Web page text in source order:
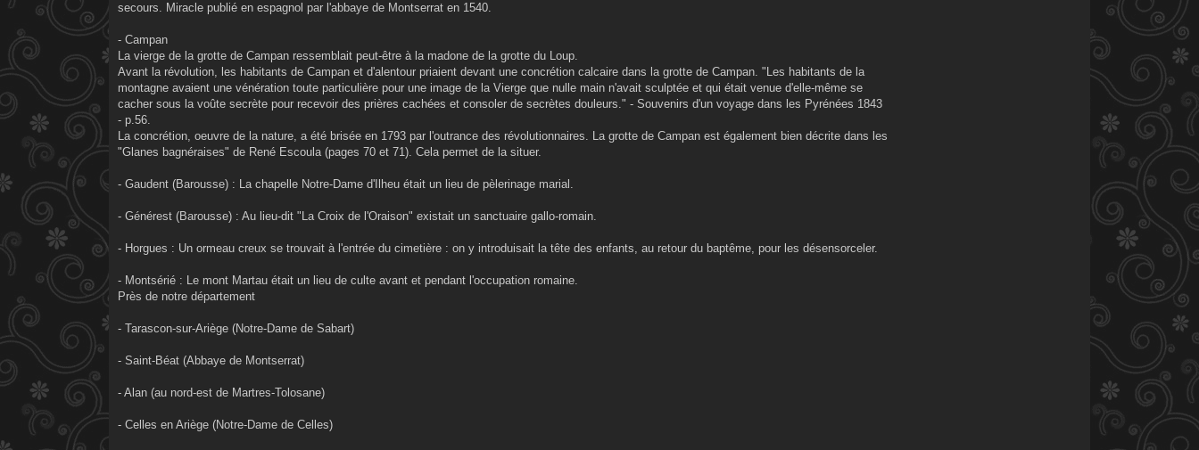
secours. Miracle publié en espagnol par l'abbaye de Montserrat en 1540.
- Campan
La vierge de la grotte de Campan ressemblait peut-être à la madone de la grotte du Loup.
Avant la révolution, les habitants de Campan et d'alentour priaient devant une concrétion calcaire dans la grotte de Campan. "Les habitants de la
montagne avaient une vénération toute particulière pour une image de la Vierge que nulle main n'avait sculptée et qui était venue d'elle-même se
cacher sous la voûte secrète pour recevoir des prières cachées et consoler de secrètes douleurs." - Souvenirs d'un voyage dans les Pyrénées 1843
- p.56.
La concrétion, oeuvre de la nature, a été brisée en 1793 par l'outrance des révolutionnaires. La grotte de Campan est également bien décrite dans les
"Glanes bagnéraises" de René Escoula (pages 70 et 71). Cela permet de la situer.
- Gaudent (Barousse) : La chapelle Notre-Dame d'Ilheu était un lieu de pèlerinage marial.
- Générest (Barousse) : Au lieu-dit "La Croix de l'Oraison" existait un sanctuaire gallo-romain.
- Horgues : Un ormeau creux se trouvait à l'entrée du cimetière : on y introduisait la tête des enfants, au retour du baptême, pour les désensorceler.
- Montsérié : Le mont Martau était un lieu de culte avant et pendant l'occupation romaine.
Près de notre département
- Tarascon-sur-Ariège (Notre-Dame de Sabart)
- Saint-Béat (Abbaye de Montserrat)
- Alan (au nord-est de Martres-Tolosane)
- Celles en Ariège (Notre-Dame de Celles)